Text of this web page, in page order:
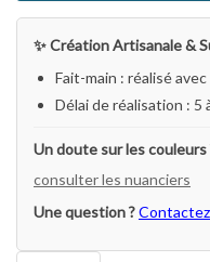
✨ Création Artisanale &
Fait-main : réalisé
Délai de réalisation : 5
Un doute sur les couleurs
consulter les nuanciers
Une question ?